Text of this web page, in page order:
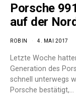
Porsche
auf der
ROBIN 4. MAI 2017
Letzte Woche
Generation des
schnell unterwegs
Porsche bestätigt,…